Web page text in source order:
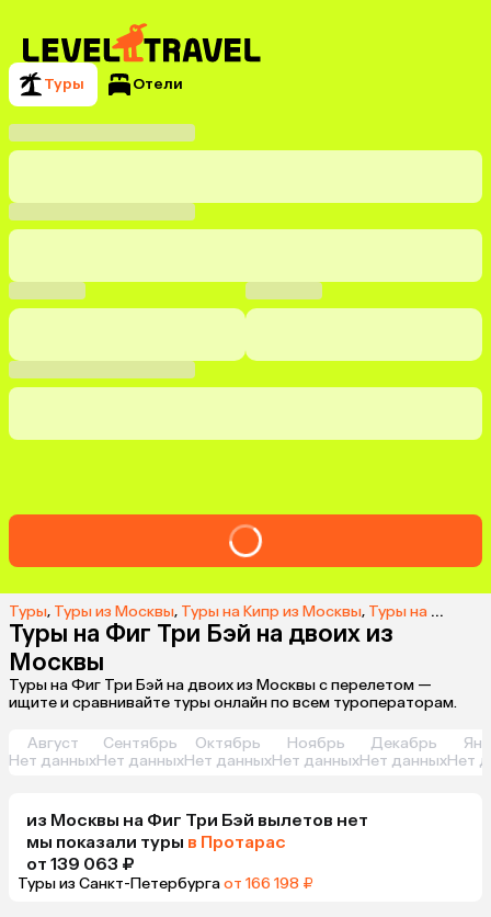
Туры Отели
Туры, Туры из Москвы, Туры на Кипр из Москвы, Туры на Фиг Три Бэй из Москвы
Туры на Фиг Три Бэй на двоих из
Москвы
Туры на Фиг Три Бэй на двоих из Москвы с перелетом —
ищите и сравнивайте туры онлайн по всем туроператорам.
Август
Нет данных
Сентябрь
Нет данных
Октябрь
Нет данных
Ноябрь
Нет данных
Декабрь
Нет данныхНет
из Москвы на Фиг Три Бэй вылетов нет
мы показали туры в Протарас
от 139 063 ₽
Туры из Санкт-Петербургаот 166 198 ₽